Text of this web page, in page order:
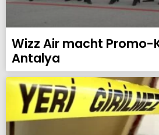
Wizz Air macht
Antalya